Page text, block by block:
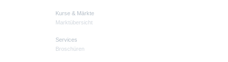
Kurse & Märkte
Marktübersicht
Services
Broschüren